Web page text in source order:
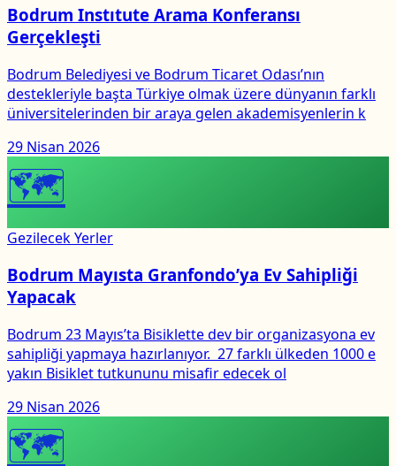
Bodrum Instıtute Arama Konferansı
Gerçekleşti
Bodrum Belediyesi ve Bodrum Ticaret Odası’nın
destekleriyle başta Türkiye olmak üzere dünyanın farklı
üniversitelerinden bir araya gelen akademisyenlerin k
29 Nisan 2026
🗺
Gezilecek Yerler
Bodrum Mayısta Granfondo’ya Ev Sahipliği
Yapacak
Bodrum 23 Mayıs’ta Bisiklette dev bir organizasyona ev
sahipliği yapmaya hazırlanıyor. 27 farklı ülkeden 1000 e
yakın Bisiklet tutkununu misafir edecek ol
29 Nisan 2026
🗺